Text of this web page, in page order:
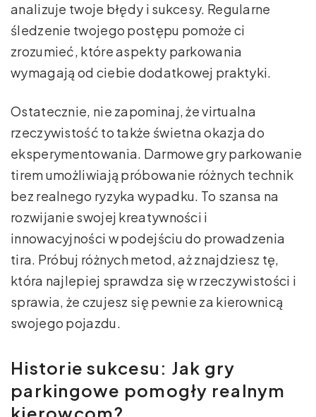
analizuje twoje błędy i sukcesy. Regularne
śledzenie twojego postępu pomoże ci
zrozumieć, które aspekty parkowania
wymagają od ciebie dodatkowej praktyki.
Ostatecznie, nie zapominaj, że virtualna
rzeczywistość to także świetna okazja do
eksperymentowania. Darmowe gry parkowanie
tirem umożliwiają próbowanie różnych technik
bez realnego ryzyka wypadku. To szansa na
rozwijanie swojej kreatywności i
innowacyjności w podejściu do prowadzenia
tira. Próbuj różnych metod, aż znajdziesz tę,
która najlepiej sprawdza się w rzeczywistości i
sprawia, że czujesz się pewnie za kierownicą
swojego pojazdu.
Historie sukcesu: Jak gry
parkingowe pomogły realnym
kierowcom?